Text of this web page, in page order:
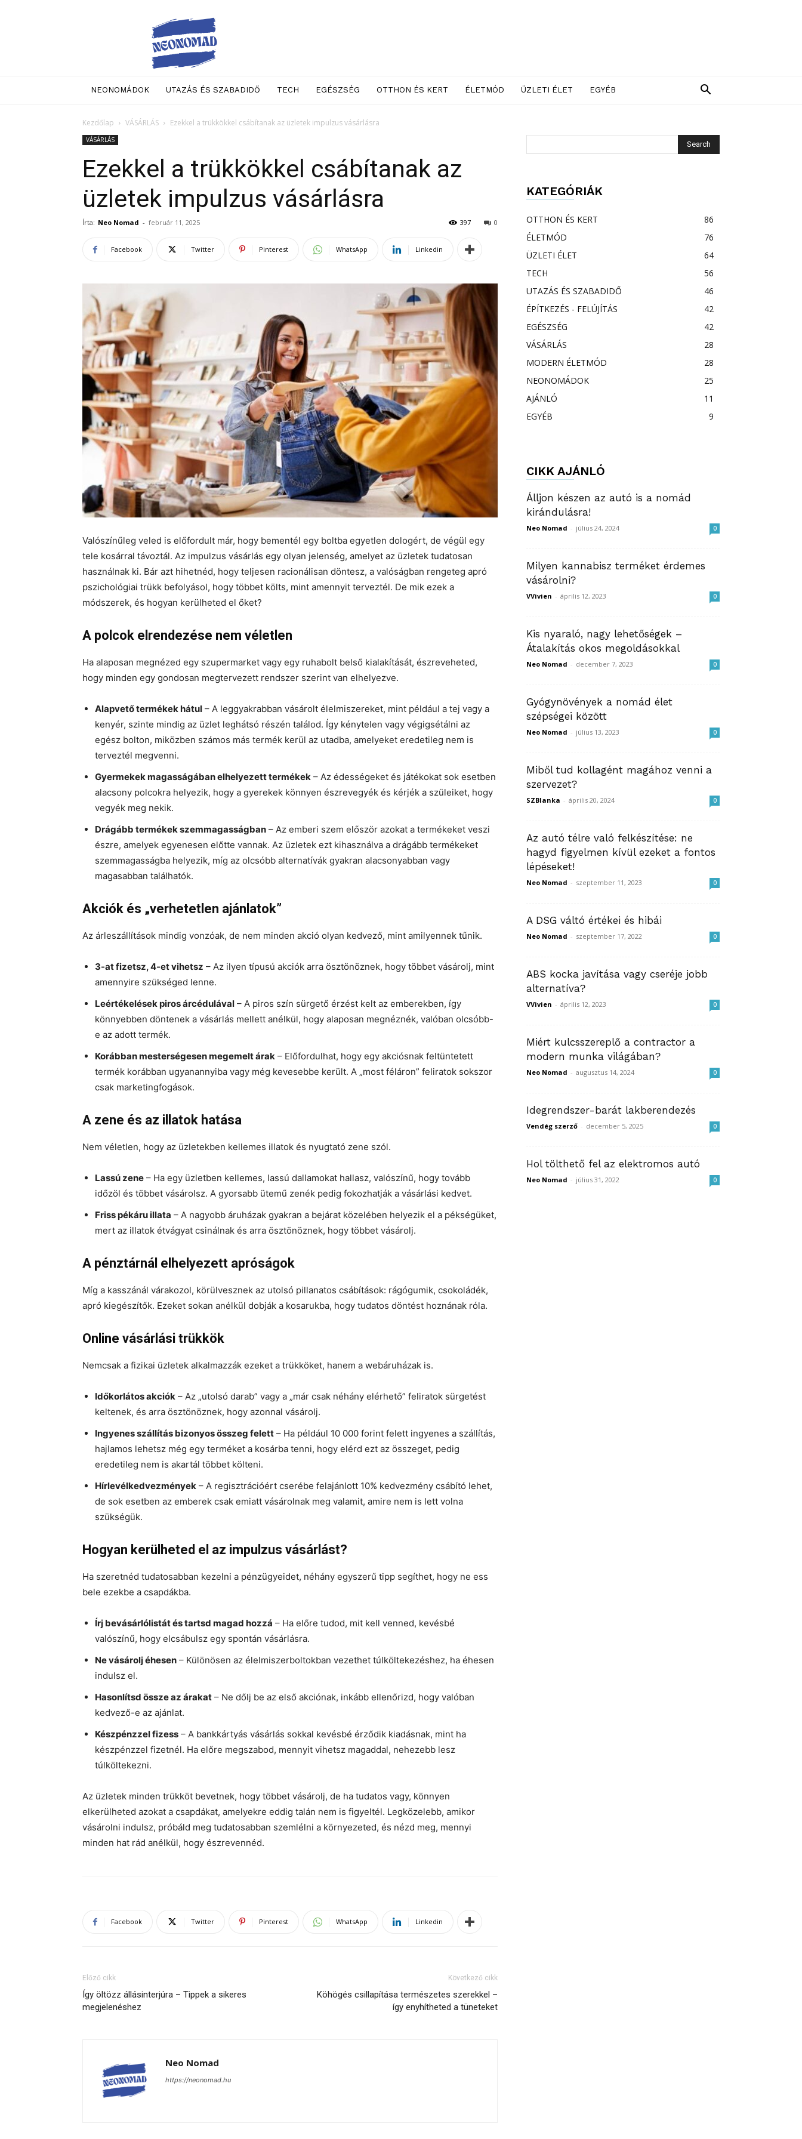
Neo
Nomad
NEONOMÁDOK UTAZÁS ÉS SZABADIDŐ TECH EGÉSZSÉG OTTHON ÉS KERT ÉLETMÓD ÜZLETI ÉLET EGYÉB
Kezdőlap VÁSÁRLÁS Ezekkel a trükkökkel csábítanak az üzletek impulzus vásárlásra
VÁSÁRLÁS
Ezekkel a trükkökkel csábítanak az
üzletek impulzus vásárlásra
Írta: Neo Nomad - február 11, 2025 0
397
Facebook Twitter Pinterest WhatsApp Linkedin
Valószínűleg veled is előfordult már, hogy bementél egy boltba egyetlen dologért, de végül egy
tele kosárral távoztál. Az impulzus vásárlás egy olyan jelenség, amelyet az üzletek tudatosan
használnak ki. Bár azt hihetnéd, hogy teljesen racionálisan döntesz, a valóságban rengeteg apró
pszichológiai trükk befolyásol, hogy többet költs, mint amennyit terveztél. De mik ezek a
módszerek, és hogyan kerülheted el őket?
A polcok elrendezése nem véletlen
Ha alaposan megnézed egy szupermarket vagy egy ruhabolt belső kialakítását, észreveheted,
hogy minden egy gondosan megtervezett rendszer szerint van elhelyezve.
Alapvető termékek hátul – A leggyakrabban vásárolt élelmiszereket, mint például a tej vagy a
kenyér, szinte mindig az üzlet leghátsó részén találod. Így kénytelen vagy végigsétálni az
egész bolton, miközben számos más termék kerül az utadba, amelyeket eredetileg nem is
terveztél megvenni.
Gyermekek magasságában elhelyezett termékek – Az édességeket és játékokat sok esetben
alacsony polcokra helyezik, hogy a gyerekek könnyen észrevegyék és kérjék a szüleiket, hogy
vegyék meg nekik.
Drágább termékek szemmagasságban – Az emberi szem először azokat a termékeket veszi
észre, amelyek egyenesen előtte vannak. Az üzletek ezt kihasználva a drágább termékeket
szemmagasságba helyezik, míg az olcsóbb alternatívák gyakran alacsonyabban vagy
magasabban találhatók.
Akciók és „verhetetlen ajánlatok”
Az árleszállítások mindig vonzóak, de nem minden akció olyan kedvező, mint amilyennek tűnik.
3-at fizetsz, 4-et vihetsz – Az ilyen típusú akciók arra ösztönöznek, hogy többet vásárolj, mint
amennyire szükséged lenne.
Leértékelések piros árcédulával – A piros szín sürgető érzést kelt az emberekben, így
könnyebben döntenek a vásárlás mellett anélkül, hogy alaposan megnéznék, valóban olcsóbb-
e az adott termék.
Korábban mesterségesen megemelt árak – Előfordulhat, hogy egy akciósnak feltüntetett
termék korábban ugyanannyiba vagy még kevesebbe került. A „most féláron” feliratok sokszor
csak marketingfogások.
A zene és az illatok hatása
Nem véletlen, hogy az üzletekben kellemes illatok és nyugtató zene szól.
Lassú zene – Ha egy üzletben kellemes, lassú dallamokat hallasz, valószínű, hogy tovább
időzöl és többet vásárolsz. A gyorsabb ütemű zenék pedig fokozhatják a vásárlási kedvet.
Friss pékáru illata – A nagyobb áruházak gyakran a bejárat közelében helyezik el a pékségüket,
mert az illatok étvágyat csinálnak és arra ösztönöznek, hogy többet vásárolj.
A pénztárnál elhelyezett apróságok
Míg a kasszánál várakozol, körülvesznek az utolsó pillanatos csábítások: rágógumik, csokoládék,
apró kiegészítők. Ezeket sokan anélkül dobják a kosarukba, hogy tudatos döntést hoznának róla.
Online vásárlási trükkök
Nemcsak a fizikai üzletek alkalmazzák ezeket a trükköket, hanem a webáruházak is.
Időkorlátos akciók – Az „utolsó darab” vagy a „már csak néhány elérhető” feliratok sürgetést
keltenek, és arra ösztönöznek, hogy azonnal vásárolj.
Ingyenes szállítás bizonyos összeg felett – Ha például 10 000 forint felett ingyenes a szállítás,
hajlamos lehetsz még egy terméket a kosárba tenni, hogy elérd ezt az összeget, pedig
eredetileg nem is akartál többet költeni.
Hírlevélkedvezmények – A regisztrációért cserébe felajánlott 10% kedvezmény csábító lehet,
de sok esetben az emberek csak emiatt vásárolnak meg valamit, amire nem is lett volna
szükségük.
Hogyan kerülheted el az impulzus vásárlást?
Ha szeretnéd tudatosabban kezelni a pénzügyeidet, néhány egyszerű tipp segíthet, hogy ne ess
bele ezekbe a csapdákba.
Írj bevásárlólistát és tartsd magad hozzá – Ha előre tudod, mit kell venned, kevésbé
valószínű, hogy elcsábulsz egy spontán vásárlásra.
Ne vásárolj éhesen – Különösen az élelmiszerboltokban vezethet túlköltekezéshez, ha éhesen
indulsz el.
Hasonlítsd össze az árakat – Ne dőlj be az első akciónak, inkább ellenőrizd, hogy valóban
kedvező-e az ajánlat.
Készpénzzel fizess – A bankkártyás vásárlás sokkal kevésbé érződik kiadásnak, mint ha
készpénzzel fizetnél. Ha előre megszabod, mennyit vihetsz magaddal, nehezebb lesz
túlköltekezni.
Az üzletek minden trükköt bevetnek, hogy többet vásárolj, de ha tudatos vagy, könnyen
elkerülheted azokat a csapdákat, amelyekre eddig talán nem is figyeltél. Legközelebb, amikor
vásárolni indulsz, próbáld meg tudatosabban szemlélni a környezeted, és nézd meg, mennyi
minden hat rád anélkül, hogy észrevennéd.
Facebook Twitter Pinterest WhatsApp Linkedin
Előző cikk
Így öltözz állásinterjúra – Tippek a sikeres
megjelenéshez
Következő cikk
Köhögés csillapítása természetes szerekkel –
így enyhítheted a tüneteket
Neo Nomad
https://neonomad.hu
KATEGÓRIÁK
OTTHON ÉS KERT
86
ÉLETMÓD
76
ÜZLETI ÉLET
64
TECH
56
UTAZÁS ÉS SZABADIDŐ
46
ÉPÍTKEZÉS - FELÚJÍTÁS
42
EGÉSZSÉG
42
VÁSÁRLÁS
28
MODERN ÉLETMÓD
28
NEONOMÁDOK
25
AJÁNLÓ
11
EGYÉB
9
CIKK AJÁNLÓ
Álljon készen az autó is a nomád
kirándulásra!
Neo Nomad - július 24, 2024 0
Milyen kannabisz terméket érdemes
vásárolni?
VVivien - április 12, 2023 0
Kis nyaraló, nagy lehetőségek –
Átalakítás okos megoldásokkal
Neo Nomad - december 7, 2023 0
Gyógynövények a nomád élet
szépségei között
Neo Nomad - július 13, 2023 0
Miből tud kollagént magához venni a
szervezet?
SZBlanka - április 20, 2024 0
Az autó télre való felkészítése: ne
hagyd figyelmen kívül ezeket a fontos
lépéseket!
Neo Nomad - szeptember 11, 2023 0
A DSG váltó értékei és hibái
Neo Nomad - szeptember 17, 2022 0
ABS kocka javítása vagy cseréje jobb
alternatíva?
VVivien - április 12, 2023 0
Miért kulcsszereplő a contractor a
modern munka világában?
Neo Nomad - augusztus 14, 2024 0
Idegrendszer-barát lakberendezés
Vendég szerző - december 5, 2025 0
Hol tölthető fel az elektromos autó
Neo Nomad - július 31, 2022 0